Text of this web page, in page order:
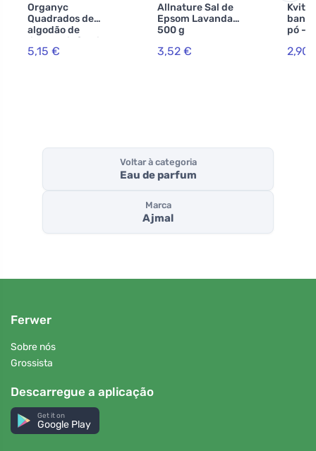
Organyc
Quadrados de
algodão de
limpeza infantil
(60 pcs) - 100%
5,15 €
Allnature Sal de
Epsom Lavanda
500 g
3,52 €
pó -
2,90
Voltar à categoria
Eau de parfum
Marca
Ajmal
Ferwer
Sobre nós
Grossista
Descarregue a aplicação
Get it on
Google Play